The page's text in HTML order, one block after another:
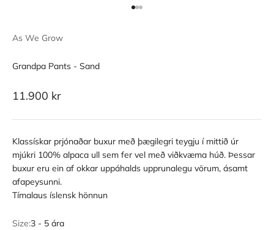
As We Grow
Grandpa Pants - Sand
Sale price
11.900 kr
Klassískar prjónaðar buxur með þægilegri teygju í mittið úr
mjúkri 100% alpaca ull sem fer vel með viðkvæma húð. Þessar
buxur eru ein af okkar uppáhalds upprunalegu vörum, ásamt
afapeysunni.
Tímalaus íslensk hönnun
Size:3 - 5 ára